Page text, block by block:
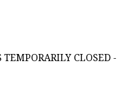
CLOSED -